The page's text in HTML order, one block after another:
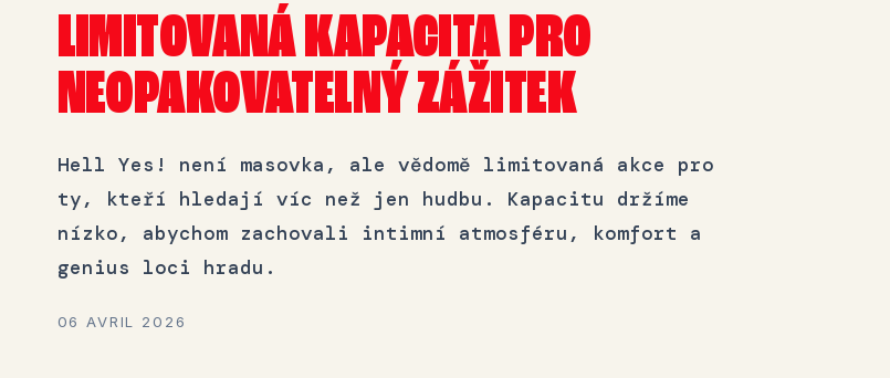
LIMITOVANÁ KAPACITA PRO
NEOPAKOVATELNÝ ZÁŽITEK
Hell Yes! není masovka, ale vědomě limitovaná akce pro
ty, kteří hledají víc než jen hudbu. Kapacitu držíme
nízko, abychom zachovali intimní atmosféru, komfort a
genius loci hradu.
06 AVRIL 2026